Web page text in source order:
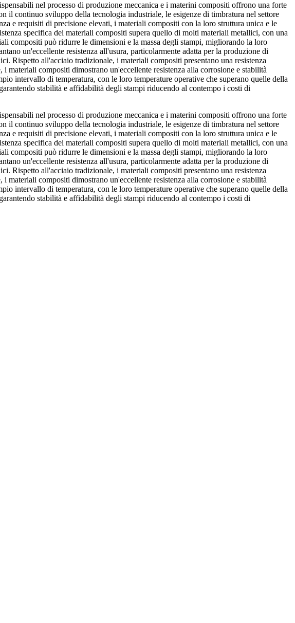
nel processo di produzione meccanica e i materini compositi offrono una forte
il continuo sviluppo della tecnologia industriale, le esigenze di timbratura nel settore
e requisiti di precisione elevati, i materiali compositi con la loro struttura unica e le
specifica dei materiali compositi supera quello di molti materiali metallici, con una
compositi può ridurre le dimensioni e la massa degli stampi, migliorando la loro
un'eccellente resistenza all'usura, particolarmente adatta per la produzione di
Rispetto all'acciaio tradizionale, i materiali compositi presentano una resistenza
compositi dimostrano un'eccellente resistenza alla corrosione e stabilità
intervallo di temperatura, con le loro temperature operative che superano quelle della
stabilità e affidabilità degli stampi riducendo al contempo i costi di
nel processo di produzione meccanica e i materini compositi offrono una forte
il continuo sviluppo della tecnologia industriale, le esigenze di timbratura nel settore
e requisiti di precisione elevati, i materiali compositi con la loro struttura unica e le
specifica dei materiali compositi supera quello di molti materiali metallici, con una
compositi può ridurre le dimensioni e la massa degli stampi, migliorando la loro
un'eccellente resistenza all'usura, particolarmente adatta per la produzione di
Rispetto all'acciaio tradizionale, i materiali compositi presentano una resistenza
compositi dimostrano un'eccellente resistenza alla corrosione e stabilità
intervallo di temperatura, con le loro temperature operative che superano quelle della
stabilità e affidabilità degli stampi riducendo al contempo i costi di